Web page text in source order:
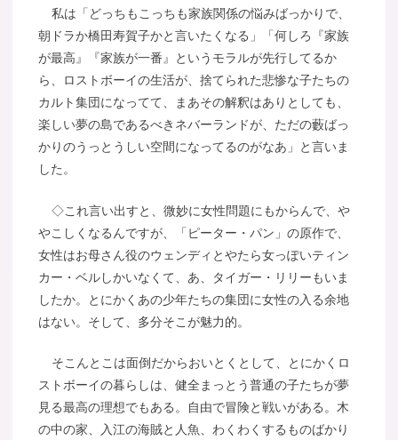
私は「どっちもこっちも家族関係の悩みばっかりで、
朝ドラか橋田寿賀子かと言いたくなる」「何しろ『家族
が最高』『家族が一番』というモラルが先行してるか
ら、ロストボーイの生活が、捨てられた悲惨な子たちの
カルト集団になってて、まあその解釈はありとしても、
楽しい夢の島であるべきネバーランドが、ただの藪ばっ
かりのうっとうしい空間になってるのがなあ」と言いま
した。
◇これ言い出すと、微妙に女性問題にもからんで、や
やこしくなるんですが、「ピーター・パン」の原作で、
女性はお母さん役のウェンディとやたら女っぽいティン
カー・ベルしかいなくて、あ、タイガー・リリーもいま
したか。とにかくあの少年たちの集団に女性の入る余地
はない。そして、多分そこが魅力的。
そこんとこは面倒だからおいとくとして、とにかくロ
ストボーイの暮らしは、健全まっとう普通の子たちが夢
見る最高の理想でもある。自由で冒険と戦いがある。木
の中の家、入江の海賊と人魚、わくわくするものばかり